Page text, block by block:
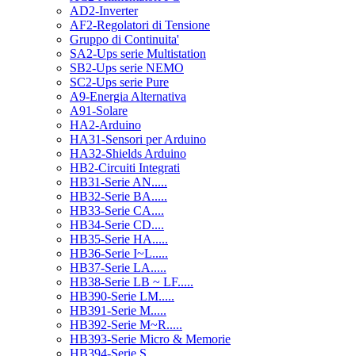
AD2-Inverter
AF2-Regolatori di Tensione
Gruppo di Continuita'
SA2-Ups serie Multistation
SB2-Ups serie NEMO
SC2-Ups serie Pure
A9-Energia Alternativa
A91-Solare
HA2-Arduino
HA31-Sensori per Arduino
HA32-Shields Arduino
HB2-Circuiti Integrati
HB31-Serie AN.....
HB32-Serie BA.....
HB33-Serie CA....
HB34-Serie CD....
HB35-Serie HA.....
HB36-Serie I~L.....
HB37-Serie LA.....
HB38-Serie LB ~ LF.....
HB390-Serie LM.....
HB391-Serie M.....
HB392-Serie M~R.....
HB393-Serie Micro & Memorie
HB394-Serie S.....